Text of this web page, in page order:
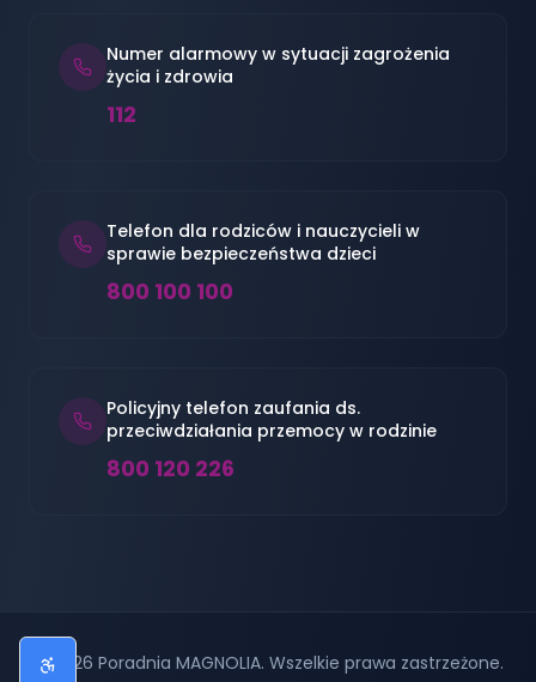
Przełącz Panel Dostępności
Numer alarmowy w sytuacji zagrożenia
życia i zdrowia
112
Telefon dla rodziców i nauczycieli w
sprawie bezpieczeństwa dzieci
800 100 100
Policyjny telefon zaufania ds.
przeciwdziałania przemocy w rodzinie
800 120 226
©2026 Poradnia MAGNOLIA. Wszelkie prawa zastrzeżone.